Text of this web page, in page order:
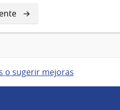
o sugerir mejoras